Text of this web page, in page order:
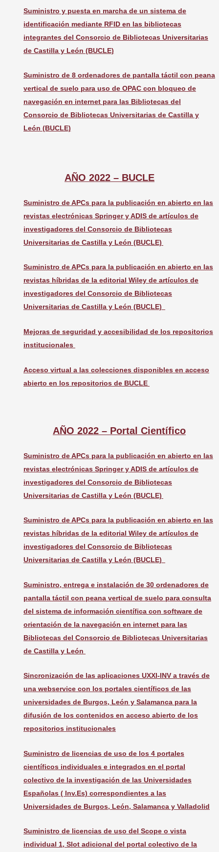
Suministro y puesta en marcha de un sistema de
identificación mediante RFID en las bibliotecas
integrantes del Consorcio de Bibliotecas Universitarias
de Castilla y León (BUCLE)
Suministro de 8 ordenadores de pantalla táctil con peana
vertical de suelo para uso de OPAC con bloqueo de
navegación en internet para las Bibliotecas del
Consorcio de Bibliotecas Universitarias de Castilla y
León (BUCLE)
AÑO 2022 – BUCLE
Suministro de APCs para la publicación en abierto en las
revistas electrónicas Springer y ADIS de artículos de
investigadores del Consorcio de Bibliotecas
Universitarias de Castilla y León (BUCLE)
Suministro de APCs para la publicación en abierto en las
revistas híbridas de la editorial Wiley de artículos de
investigadores del Consorcio de Bibliotecas
Universitarias de Castilla y León (BUCLE)
Mejoras de seguridad y accesibilidad de los repositorios
institucionales
Acceso virtual a las colecciones disponibles en acceso
abierto en los repositorios de BUCLE
AÑO 2022 – Portal Científico
Suministro de APCs para la publicación en abierto en las
revistas electrónicas Springer y ADIS de artículos de
investigadores del Consorcio de Bibliotecas
Universitarias de Castilla y León (BUCLE)
Suministro de APCs para la publicación en abierto en las
revistas híbridas de la editorial Wiley de artículos de
investigadores del Consorcio de Bibliotecas
Universitarias de Castilla y León (BUCLE)
Suministro, entrega e instalación de 30 ordenadores de
pantalla táctil con peana vertical de suelo para consulta
del sistema de información científica con software de
orientación de la navegación en internet para las
Bibliotecas del Consorcio de Bibliotecas Universitarias
de Castilla y León
Sincronización de las aplicaciones UXXI-INV a través de
una webservice con los portales científicos de las
universidades de Burgos, León y Salamanca para la
difusión de los contenidos en acceso abierto de los
repositorios institucionales
Suministro de licencias de uso de los 4 portales
científicos individuales e integrados en el portal
colectivo de la investigación de las Universidades
Españolas ( Inv.Es) correspondientes a las
Universidades de Burgos, León, Salamanca y Valladolid
Suministro de licencias de uso del Scope o vista
individual 1, Slot adicional del portal colectivo de la